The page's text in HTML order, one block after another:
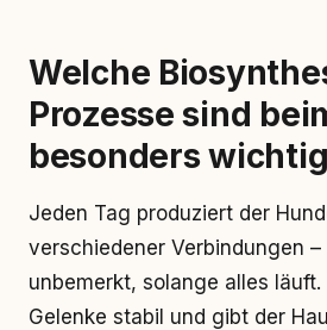
Welche
Prozesse sind
besonders
Jeden Tag produziert der
verschiedener Verbindungen
unbemerkt, solange alles
Gelenke stabil und gibt der